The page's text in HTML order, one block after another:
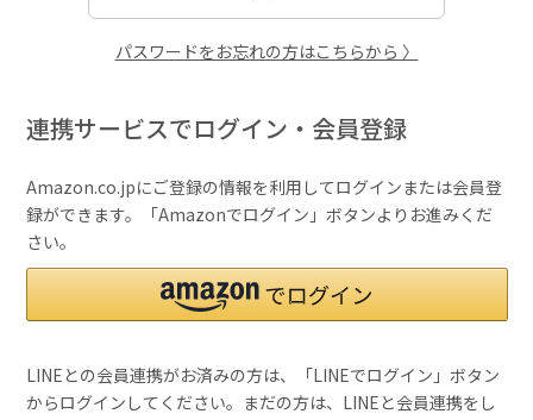
パスワードをお忘れの方はこちらから 〉
連携サービスでログイン・会員登録
Amazon.co.jpにご登録の情報を利用してログインまたは会員登
録ができます。「Amazonでログイン」ボタンよりお進みくだ
さい。
LINEとの会員連携がお済みの方は、「LINEでログイン」ボタン
からログインしてください。まだの方は、 LINEと会員連携をし